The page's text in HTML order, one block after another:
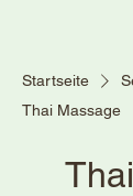
Startseite
Thai Massage